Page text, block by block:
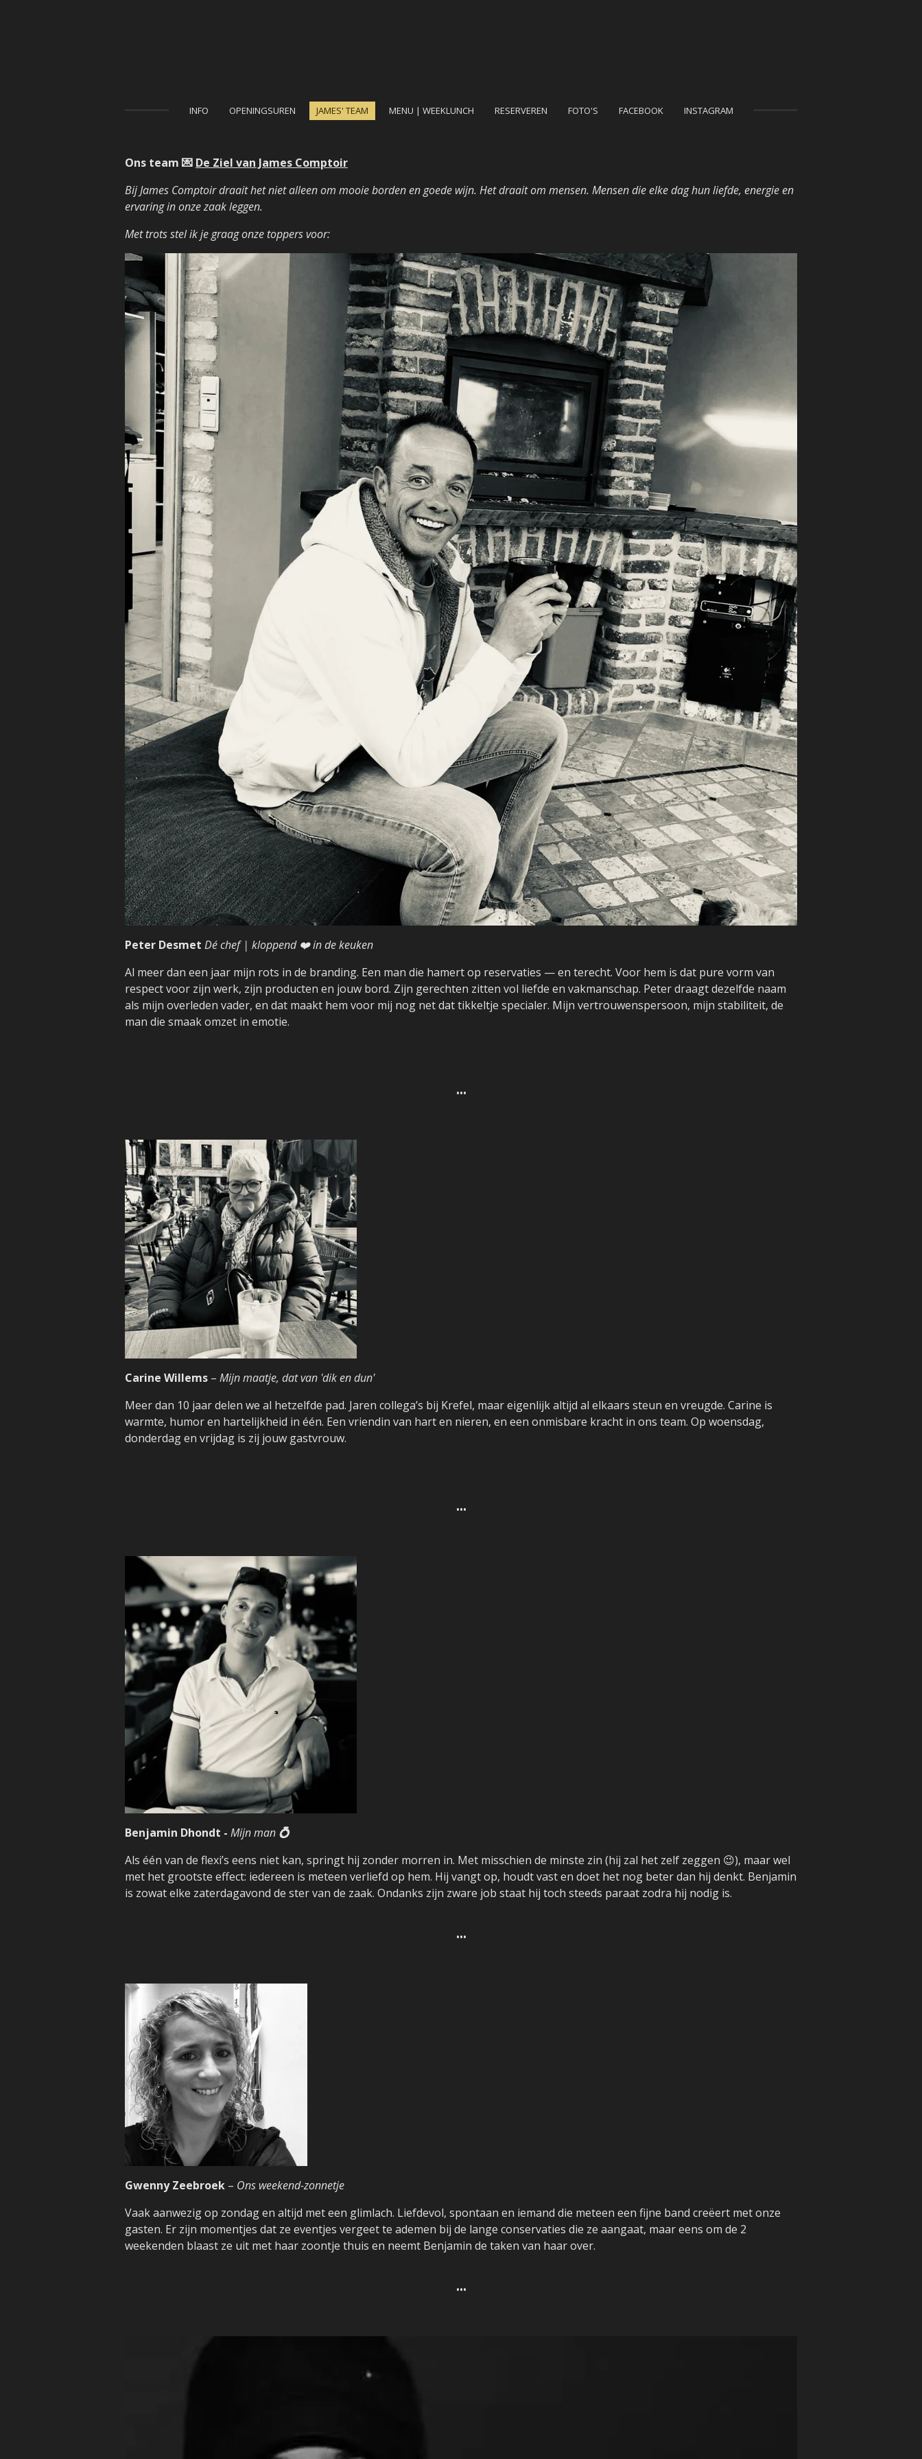
INFO OPENINGSUREN JAMES' TEAM MENU | WEEKLUNCH RESERVEREN FOTO'S FACEBOOK INSTAGRAM
Ons team 💌 De Ziel van James Comptoir
Bij James Comptoir draait het niet alleen om mooie borden en goede wijn. Het draait om mensen. Mensen die elke dag hun liefde, energie en
ervaring in onze zaak leggen.
Met trots stel ik je graag onze toppers voor:
Peter Desmet Dé chef | kloppend ❤️ in de keuken
Al meer dan een jaar mijn rots in de branding. Een man die hamert op reservaties — en terecht. Voor hem is dat pure vorm van
respect voor zijn werk, zijn producten en jouw bord. Zijn gerechten zitten vol liefde en vakmanschap. Peter draagt dezelfde naam
als mijn overleden vader, en dat maakt hem voor mij nog net dat tikkeltje specialer. Mijn vertrouwenspersoon, mijn stabiliteit, de
man die smaak omzet in emotie.
•••
Carine Willems – Mijn maatje, dat van 'dik en dun'
Meer dan 10 jaar delen we al hetzelfde pad. Jaren collega’s bij Krefel, maar eigenlijk altijd al elkaars steun en vreugde. Carine is
warmte, humor en hartelijkheid in één. Een vriendin van hart en nieren, en een onmisbare kracht in ons team. Op woensdag,
donderdag en vrijdag is zij jouw gastvrouw.
•••
Benjamin Dhondt - Mijn man 💍
Als één van de flexi’s eens niet kan, springt hij zonder morren in. Met misschien de minste zin (hij zal het zelf zeggen 😉), maar wel
met het grootste effect: iedereen is meteen verliefd op hem. Hij vangt op, houdt vast en doet het nog beter dan hij denkt. Benjamin
is zowat elke zaterdagavond de ster van de zaak. Ondanks zijn zware job staat hij toch steeds paraat zodra hij nodig is.
•••
Gwenny Zeebroek – Ons weekend-zonnetje
Vaak aanwezig op zondag en altijd met een glimlach. Liefdevol, spontaan en iemand die meteen een fijne band creëert met onze
gasten. Er zijn momentjes dat ze eventjes vergeet te ademen bij de lange conservaties die ze aangaat, maar eens om de 2
weekenden blaast ze uit met haar zoontje thuis en neemt Benjamin de taken van haar over.
•••